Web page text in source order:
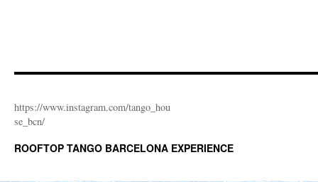
https://www.instagram.com/tango_hou
se_bcn/
ROOFTOP TANGO BARCELONA EXPERIENCE